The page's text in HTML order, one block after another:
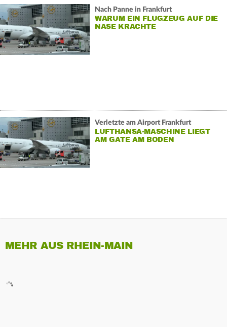
Nach Panne in Frankfurt
WARUM EIN FLUGZEUG AUF DIE
NASE KRACHTE
Verletzte am Airport Frankfurt
LUFTHANSA-MASCHINE LIEGT
AM GATE AM BODEN
MEHR AUS RHEIN-MAIN